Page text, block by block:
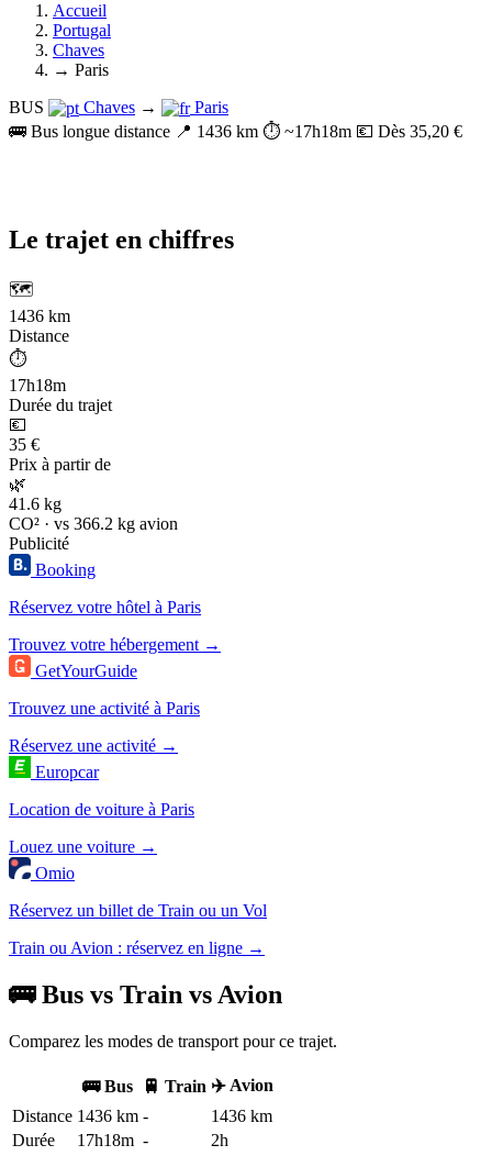
Accueil
Portugal
Chaves
→ Paris
BUS
Chaves →
Paris
🚌 Bus longue distance 📍 1436 km ⏱️ ~17h18m 💶 Dès 35,20 €
Le trajet en chiffres
🗺️
1436 km
Distance
⏱️
17h18m
Durée du trajet
💶
35 €
Prix à partir de
🌿
41.6 kg
CO² · vs 366.2 kg avion
Publicité
Booking
Réservez votre hôtel à Paris
Trouvez votre hébergement →
GetYourGuide
Trouvez une activité à Paris
Réservez une activité →
Europcar
Location de voiture à Paris
Louez une voiture →
Omio
Réservez un billet de Train ou un Vol
Train ou Avion : réservez en ligne →
🚌 Bus vs Train vs Avion
Comparez les modes de transport pour ce trajet.
🚌 Bus 🚆 Train ✈️ Avion
Distance 1436 km -
1436 km
Durée
17h18m -
2h